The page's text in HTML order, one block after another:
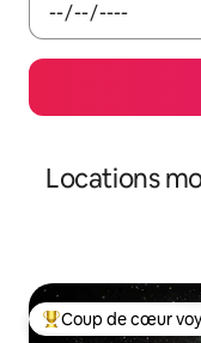
Locations
Coups de cœur
Coup de cœur